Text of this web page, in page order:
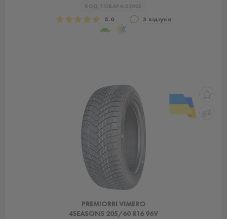
5.0 3 відгука
PREMIORRI VIMERO
4SEASONS 205/60 R16 96V